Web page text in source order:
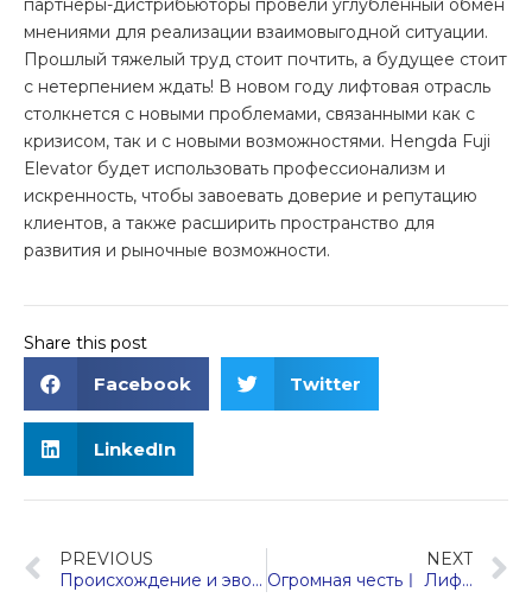
партнеры-дистрибьюторы провели углубленный обмен
мнениями для реализации взаимовыгодной ситуации.
Прошлый тяжелый труд стоит почтить, а будущее стоит
с нетерпением ждать! В новом году лифтовая отрасль
столкнется с новыми проблемами, связанными как с
кризисом, так и с новыми возможностями. Hengda Fuji
Elevator будет использовать профессионализм и
искренность, чтобы завоевать доверие и репутацию
клиентов, а также расширить пространство для
развития и рыночные возможности.
Share this post
Facebook Twitter
LinkedIn
PREVIOUS
Происхождение и эволюция брендов лифтов Fuji в Китае
NEXT
Огромная честьㅣ Лифт Hengda Fuji был признан новым специализированным и специальным предприятием в провинции Чжэцзян.